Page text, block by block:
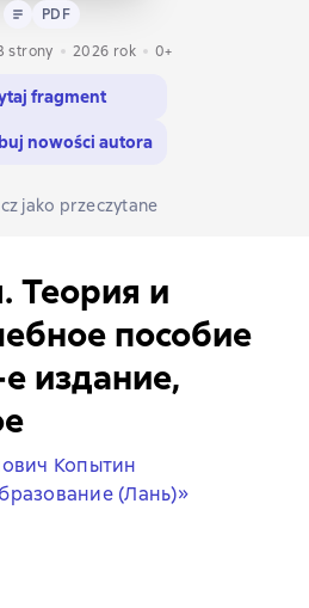
Tekst PDF
PDF
strony
2026 rok 0+
fragment
nowości autora
jako przeczytane
Теория и
пособие
издание,
Копытин
(Лань)»